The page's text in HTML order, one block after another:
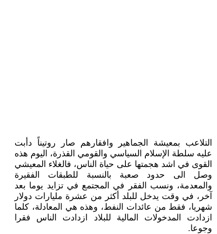
التلاعب بمعيشة الجماهير وافقارهم صار روتيناً دأبت
عليه سلطة الإسلام السياسي والقومي القذرة، اليوم هذه
القوى في اشد هجمتها على حياة الناس، فالغلاء المعيشي
وصل الى حدود صعبة بالنسبة للطبقات الفقيرة
والمعدمة، ونسب الفقر في المجتمع في تزايد يوما بعد
آخر، في وقت يدخل للبلد أكثر من عشرة مليارات دولار
شهريا، فقط من عائدات النفط، وهذه هي المعادلة، كلما
ازدادت المدخولات المالية للبلاد ازدادت الناس فقرا
وجوعا.